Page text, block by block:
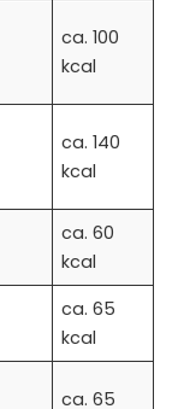
ca. 100
kcal
ca. 140
kcal
ca. 60
kcal
ca. 65
kcal
ca. 65